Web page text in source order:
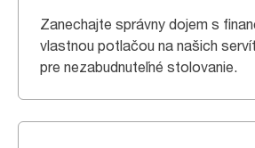
Zanechajte správny dojem s
vlastnou potlačou na našich
pre nezabudnuteľné stolovanie.